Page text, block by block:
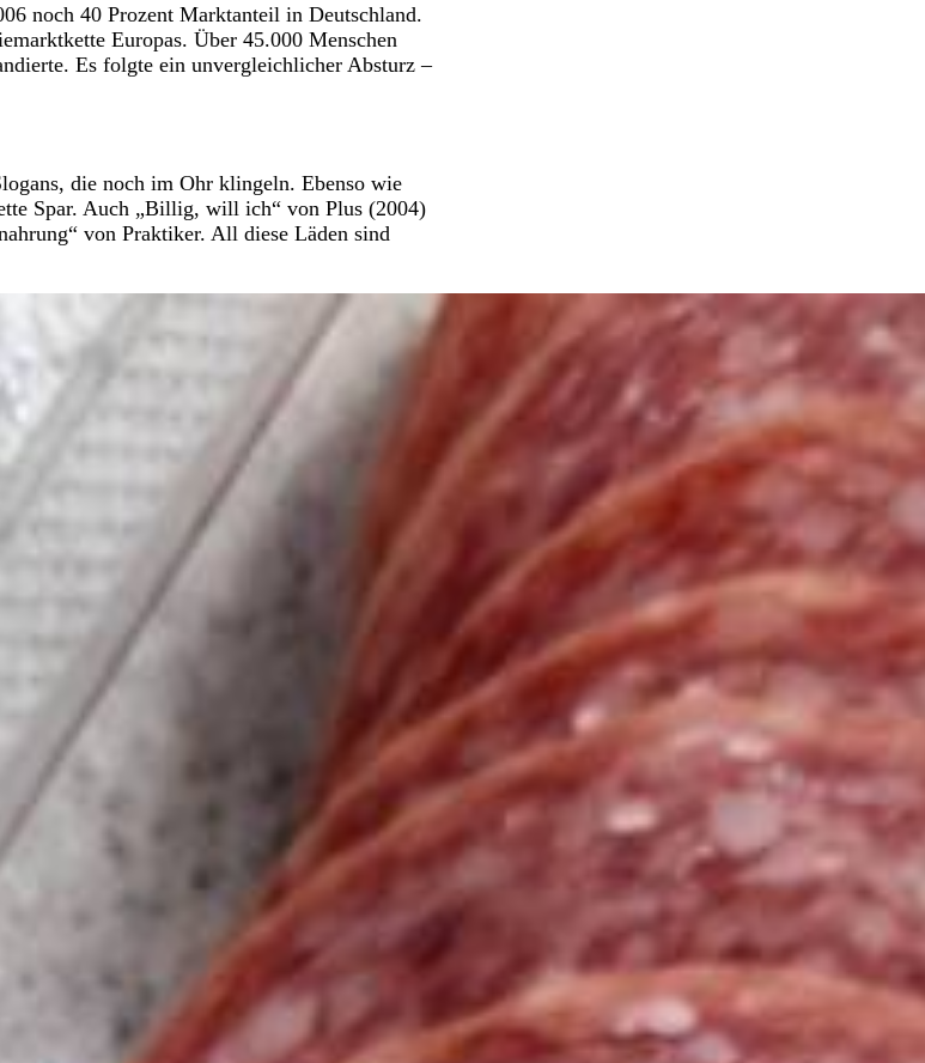
noch 40 Prozent Marktanteil in Deutschland.
Europas. Über 45.000 Menschen
Es folgte ein unvergleichlicher Absturz –
die noch im Ohr klingeln. Ebenso wie
Spar. Auch „Billig, will ich“ von Plus (2004)
von Praktiker. All diese Läden sind